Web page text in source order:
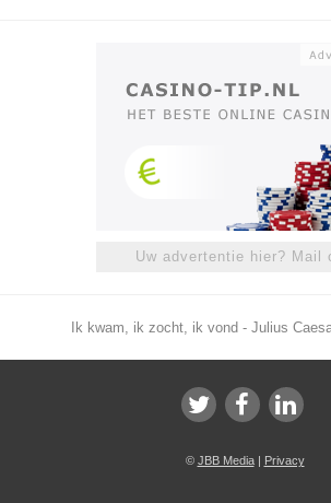
Uw advertentie hier? Mail
Ik kwam, ik zocht, ik vond - Julius
© JBB Media| Privacy